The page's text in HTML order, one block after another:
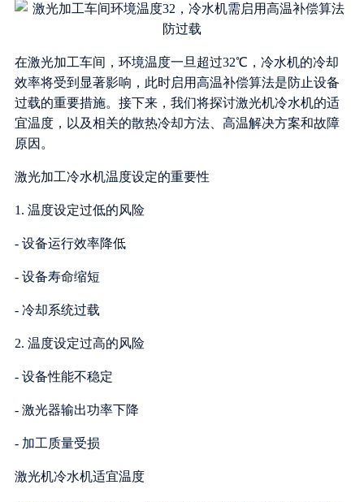
在激光加工车间，环境温度一旦超过32℃，冷水机的冷却
效率将受到显著影响，此时启用高温补偿算法是防止设备
过载的重要措施。接下来，我们将探讨激光机冷水机的适
宜温度，以及相关的散热冷却方法、高温解决方案和故障
原因。
激光加工冷水机温度设定的重要性
1. 温度设定过低的风险
- 设备运行效率降低
- 设备寿命缩短
- 冷却系统过载
2. 温度设定过高的风险
- 设备性能不稳定
- 激光器输出功率下降
- 加工质量受损
激光机冷水机适宜温度